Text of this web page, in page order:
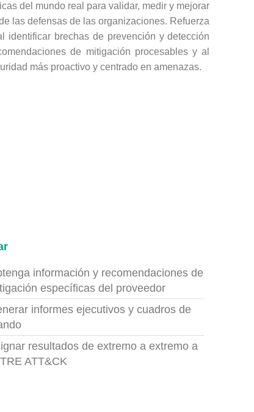
del mundo real para validar, medir y mejorar
las defensas de las organizaciones. Refuerza
identificar brechas de prevención y detección
de mitigación procesables y al
más proactivo y centrado en amenazas.
información y recomendaciones de
específicas del proveedor
informes ejecutivos y cuadros de
resultados de extremo a extremo a
ATT&CK